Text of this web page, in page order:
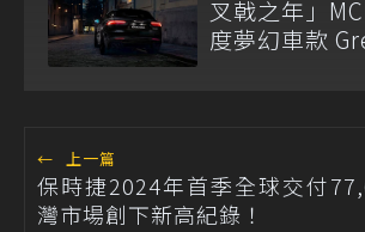
叉戟之年」
度夢幻車款
← 上一篇
保時捷2024年首季全球交付
灣市場創下新高紀錄！